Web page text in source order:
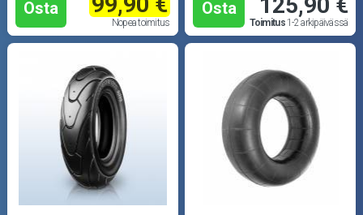
Osta
Nopea toimitus
Osta
Toimitus1-2 arkipäivässä